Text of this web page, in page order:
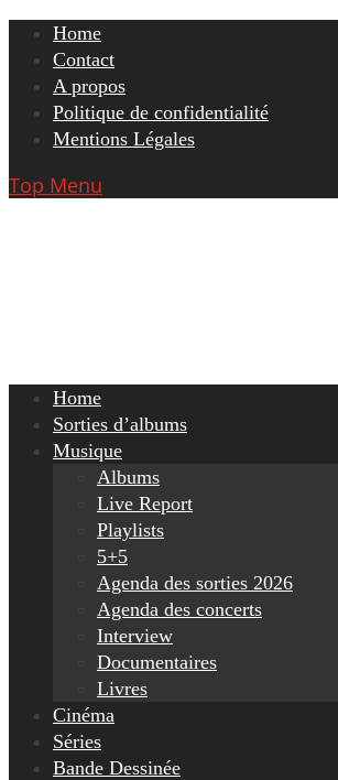
Skip
content
Home
Contact
A propos
Politique de confidentialité
Mentions Légales
Top Menu
Home
Sorties d’albums
Musique
Albums
Live Report
Playlists
5+5
Agenda des sorties 2026
Agenda des concerts
Interview
Documentaires
Livres
Cinéma
Séries
Bande Dessinée